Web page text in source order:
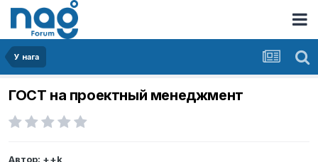
У нага
ГОСТ на проектный менеджмент
Автор: ++k